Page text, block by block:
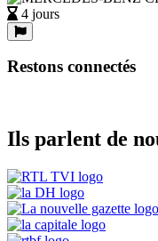
4 jours
Restons connectés
Ils parlent de